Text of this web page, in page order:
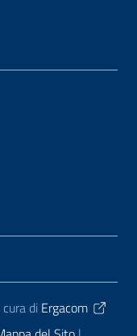
di Ergacom